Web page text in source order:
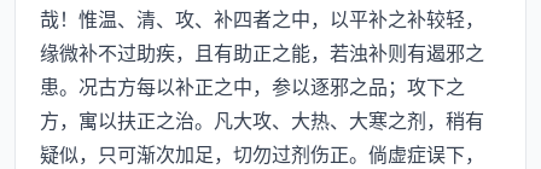
哉！惟温、清、攻、补四者之中，以平补之补较轻，
缘微补不过助疾，且有助正之能，若浊补则有遏邪之
患。况古方每以补正之中，参以逐邪之品；攻下之
方，寓以扶正之治。凡大攻、大热、大寒之剂，稍有
疑似，只可渐次加足，切勿过剂伤正。倘虚症误下，